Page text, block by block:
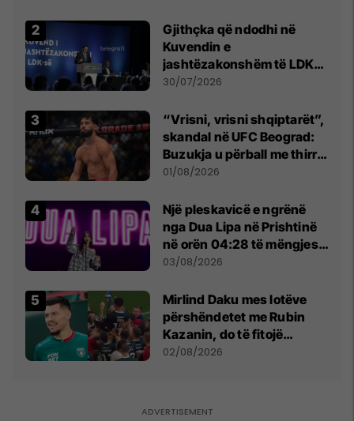
Gjithçka që ndodhi në
Kuvendin e
jashtëzakonshëm të LDK-
së
30/07/2026
“Vrisni, vrisni shqiptarët”,
skandal në UFC Beograd:
Buzukja u përball me thirrje
anti-shqiptare nga
01/08/2026
Një pleskavicë e ngrënë
nga Dua Lipa në Prishtinë
në orën 04:28 të mëngjesit
- dhe bota digjitale serbe
03/08/2026
Mirlind Daku mes lotëve
përshëndetet me Rubin
Kazanin, do të fitojë
miliona te Spartak Moska
02/08/2026